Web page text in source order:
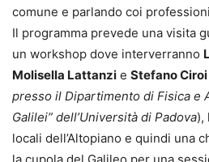
comune e parlando coi
Il programma prevede una visita
un workshop dove interverranno
Molisella Lattanzi e Stefano Ciroi
presso il Dipartimento di Fisica e
Galilei” dell’Università di Padova),
locali dell’Altopiano e quindi una